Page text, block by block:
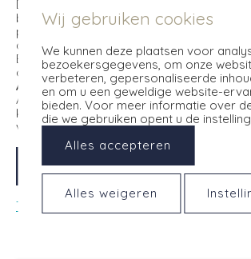
Direct reserveren zorgt voor zekerheid,
beste aanbieding. Vlot via onderstaande
persoonlijke maatwerk via
de mail, info@opduin.nl. Reserveren via
Booking.com is ook handig maar prijzig,
commissie af aan deze websites.
Annuleringsvoorwaarden
Alle vrijheid tot drie dagen voor aankomst.
kosteloos annuleren. Leeshierde
volledigeannuleringsvoorwaarden.
Boek arrangement
Terug naar het overzicht
Wij gebruiken cookies
We kunnen deze plaatsen voor
bezoekersgegevens, om onze
verbeteren, gepersonaliseerde
en om u een geweldige website-
bieden. Voor meer informatie over
die we gebruiken opent u de
Alles accepteren
Alles weigeren